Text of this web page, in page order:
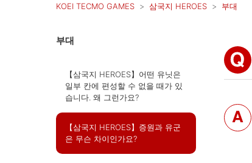
KOEI TECMO GAMES 삼국지 HEROES 부대
부대
【삼국지 HEROES】어떤 유닛은
일부 칸에 편성할 수 없을 때가 있
습니다. 왜 그런가요?
【삼국지 HEROES】증원과 유군
은 무슨 차이인가요?